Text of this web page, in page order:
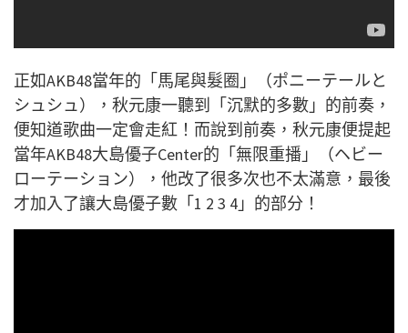
正如AKB48當年的「馬尾與髮圈」（ポニーテールと
シュシュ），秋元康一聽到「沉默的多數」的前奏，
便知道歌曲一定會走紅！而說到前奏，秋元康便提起
當年AKB48大島優子Center的「無限重播」（ヘビー
ローテーション），他改了很多次也不太滿意，最後
才加入了讓大島優子數「1 2 3 4」的部分！